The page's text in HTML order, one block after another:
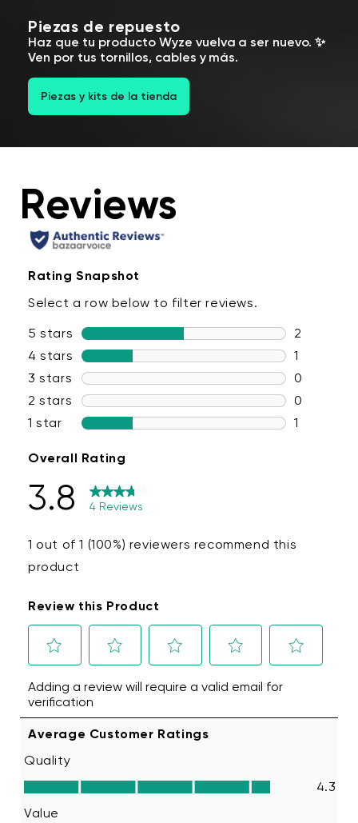
Piezas de repuesto
Haz que tu producto Wyze vuelva a ser nuevo. ✨
Ven por tus tornillos, cables y más.
Piezas y kits de la tienda